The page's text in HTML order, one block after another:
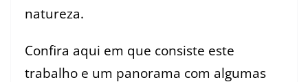
natureza.
Confira aqui em que consiste este
trabalho e um panorama com algumas